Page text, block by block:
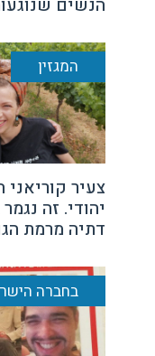
הנשים
המגזין
צעיר
יהודי. זה
דתיה מרמת
בחברה